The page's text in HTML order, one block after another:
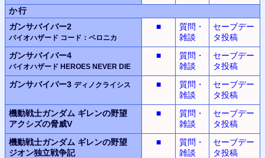
か行
ガンサバイバー2
バイオハザード コード：ベロニカ
■
質問・
雑談
セーブデー
タ投稿
ガンサバイバー4
バイオハザード HEROES NEVER DIE
■
質問・
雑談
セーブデー
タ投稿
ガンサバイバー3 ディノクライシス ■
質問・
雑談
セーブデー
タ投稿
機動戦士ガンダム ギレンの野望
アクシズの脅威V
■
質問・
雑談
セーブデー
タ投稿
機動戦士ガンダム ギレンの野望
ジオン独立戦争記
■
質問・
雑談
セーブデー
タ投稿